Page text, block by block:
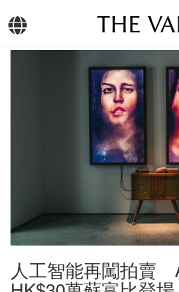
THE
人工智能再闖拍賣